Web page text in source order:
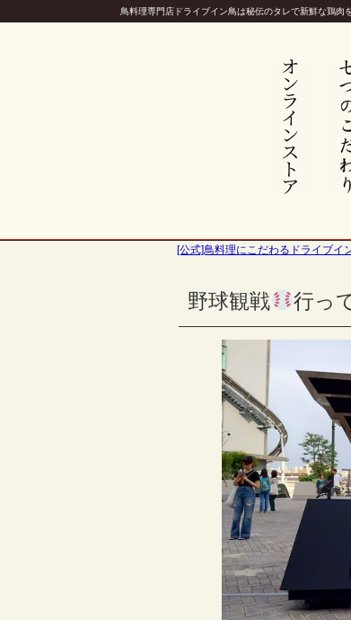
鳥料理専門店ドライブイン鳥は秘伝のタレで新鮮な鶏
[公式]鳥料理にこだわるドライブイ
野球観戦 行っ